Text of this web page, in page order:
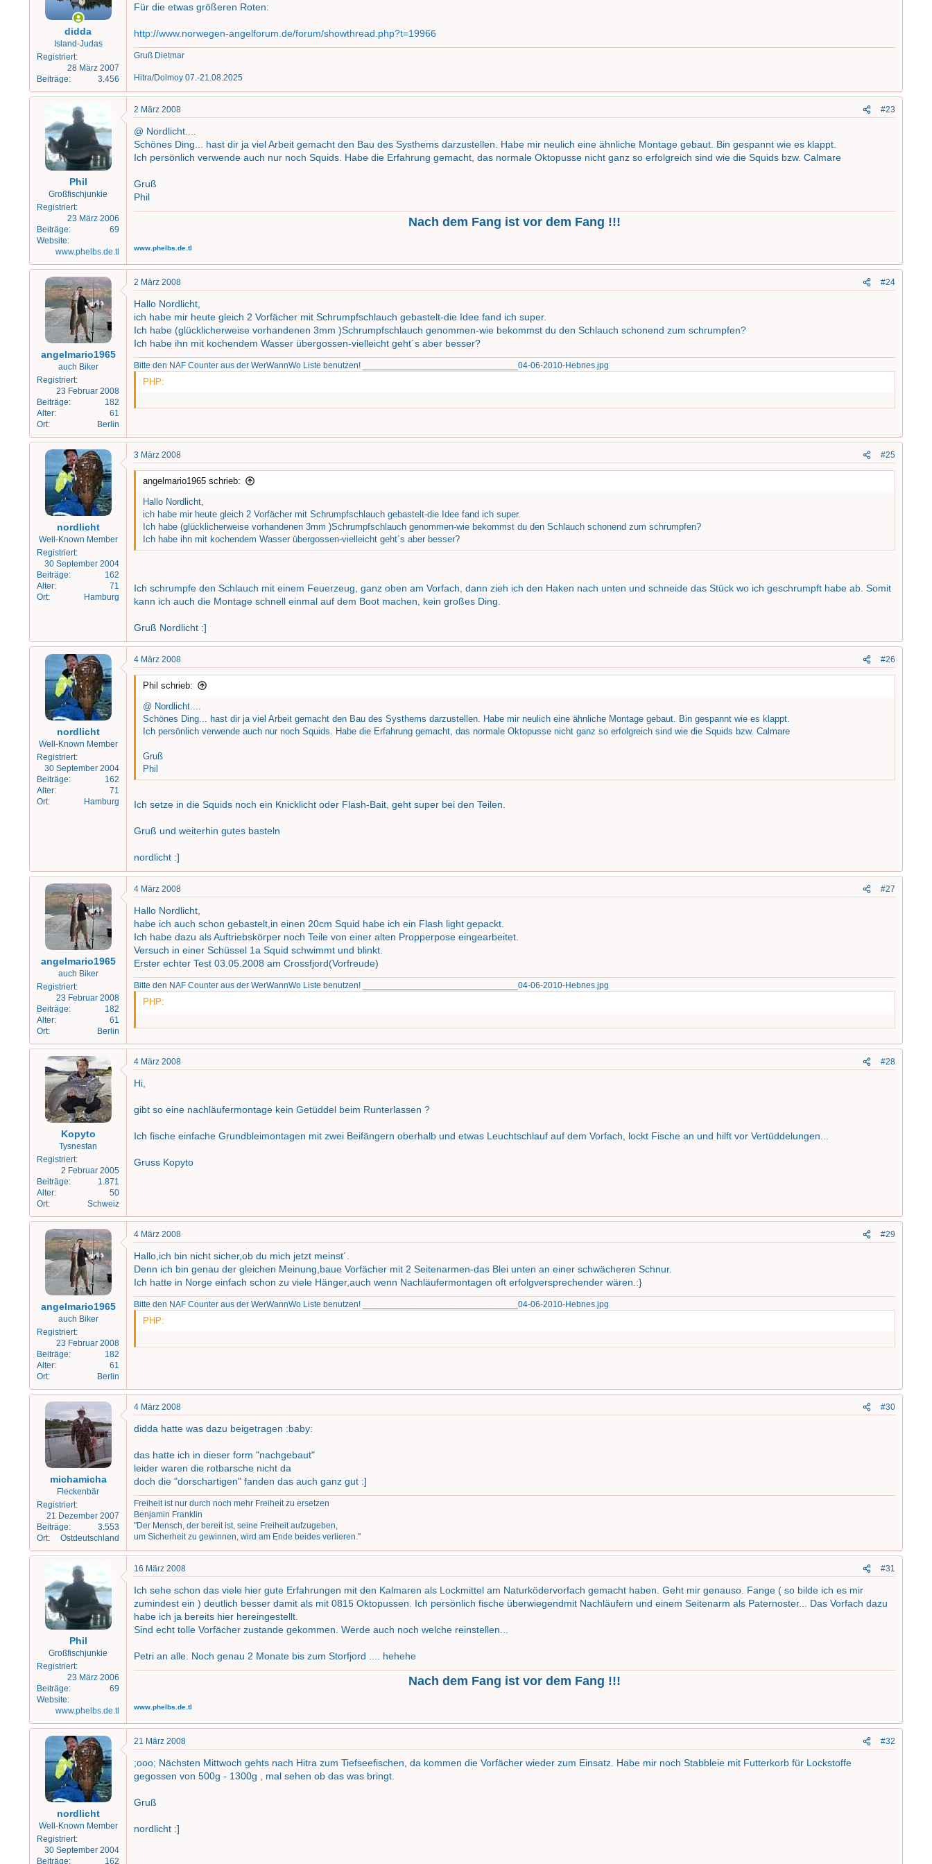
Gruß nordlich :]
Miniaturansicht angehängter Grafiken
n
:
didda
Island-Judas
Registriert
28 März 2007
Beiträge
3.456
Für die etwas größeren Roten:
http://www.norwegen-angelforum.de/forum/showthread.php?t=19966
Gruß Dietmar
Hitra/Dolmoy 07.-21.08.2025
Phil
Großfischjunkie
Registriert
23 März 2006
Beiträge
69
Website
www.phelbs.de.tl
2 März 2008 #23
@ Nordlicht....
Schönes Ding... hast dir ja viel Arbeit gemacht den Bau des Systhems darzustellen. Habe mir neulich eine ähnliche Montage gebaut. Bin gespannt wie es klappt.
Ich persönlich verwende auch nur noch Squids. Habe die Erfahrung gemacht, das normale Oktopusse nicht ganz so erfolgreich sind wie die Squids bzw. Calmare
Gruß
Phil
Nach dem Fang ist vor dem Fang !!!
www.phelbs.de.tl
angelmario1965
auch Biker
Registriert
23 Februar 2008
Beiträge
182
Alter
61
Ort
Berlin
2 März 2008 #24
Hallo Nordlicht,
ich habe mir heute gleich 2 Vorfächer mit Schrumpfschlauch gebastelt-die Idee fand ich super.
Ich habe (glücklicherweise vorhandenen 3mm )Schrumpfschlauch genommen-wie bekommst du den Schlauch schonend zum schrumpfen?
Ich habe ihn mit kochendem Wasser übergossen-vielleicht geht´s aber besser?
Bitte den NAF Counter aus der WerWannWo Liste benutzen! ________________________________04-06-2010-Hebnes.jpg
PHP:
nordlicht
Well-Known Member
Registriert
30 September 2004
Beiträge
162
Alter
71
Ort
Hamburg
3 März 2008 #25
angelmario1965 schrieb:
Hallo Nordlicht,
ich habe mir heute gleich 2 Vorfächer mit Schrumpfschlauch gebastelt-die Idee fand ich super.
Ich habe (glücklicherweise vorhandenen 3mm )Schrumpfschlauch genommen-wie bekommst du den Schlauch schonend zum schrumpfen?
Ich habe ihn mit kochendem Wasser übergossen-vielleicht geht´s aber besser?
Ich schrumpfe den Schlauch mit einem Feuerzeug, ganz oben am Vorfach, dann zieh ich den Haken nach unten und schneide das Stück wo ich geschrumpft habe ab. Somit
kann ich auch die Montage schnell einmal auf dem Boot machen, kein großes Ding.
Gruß Nordlicht :]
nordlicht
Well-Known Member
Registriert
30 September 2004
Beiträge
162
Alter
71
Ort
Hamburg
4 März 2008 #26
Phil schrieb:
@ Nordlicht....
Schönes Ding... hast dir ja viel Arbeit gemacht den Bau des Systhems darzustellen. Habe mir neulich eine ähnliche Montage gebaut. Bin gespannt wie es klappt.
Ich persönlich verwende auch nur noch Squids. Habe die Erfahrung gemacht, das normale Oktopusse nicht ganz so erfolgreich sind wie die Squids bzw. Calmare
Gruß
Phil
Ich setze in die Squids noch ein Knicklicht oder Flash-Bait, geht super bei den Teilen.
Gruß und weiterhin gutes basteln
nordlicht :]
angelmario1965
auch Biker
Registriert
23 Februar 2008
Beiträge
182
Alter
61
Ort
Berlin
4 März 2008 #27
Hallo Nordlicht,
habe ich auch schon gebastelt,in einen 20cm Squid habe ich ein Flash light gepackt.
Ich habe dazu als Auftriebskörper noch Teile von einer alten Propperpose eingearbeitet.
Versuch in einer Schüssel 1a Squid schwimmt und blinkt.
Erster echter Test 03.05.2008 am Crossfjord(Vorfreude)
Bitte den NAF Counter aus der WerWannWo Liste benutzen! ________________________________04-06-2010-Hebnes.jpg
PHP:
Kopyto
Tysnesfan
Registriert
2 Februar 2005
Beiträge
1.871
Alter
50
Ort
Schweiz
4 März 2008 #28
Hi,
gibt so eine nachläufermontage kein Getüddel beim Runterlassen ?
Ich fische einfache Grundbleimontagen mit zwei Beifängern oberhalb und etwas Leuchtschlauf auf dem Vorfach, lockt Fische an und hilft vor Vertüddelungen...
Gruss Kopyto
angelmario1965
auch Biker
Registriert
23 Februar 2008
Beiträge
182
Alter
61
Ort
Berlin
4 März 2008 #29
Hallo,ich bin nicht sicher,ob du mich jetzt meinst´.
Denn ich bin genau der gleichen Meinung,baue Vorfächer mit 2 Seitenarmen-das Blei unten an einer schwächeren Schnur.
Ich hatte in Norge einfach schon zu viele Hänger,auch wenn Nachläufermontagen oft erfolgversprechender wären.:}
Bitte den NAF Counter aus der WerWannWo Liste benutzen! ________________________________04-06-2010-Hebnes.jpg
PHP:
michamicha
Fleckenbär
Registriert
21 Dezember 2007
Beiträge
3.553
Ort
Ostdeutschland
4 März 2008 #30
didda hatte was dazu beigetragen :baby:
das hatte ich in dieser form "nachgebaut"
leider waren die rotbarsche nicht da
doch die "dorschartigen" fanden das auch ganz gut :]
Freiheit ist nur durch noch mehr Freiheit zu ersetzen
Benjamin Franklin
"Der Mensch, der bereit ist, seine Freiheit aufzugeben,
um Sicherheit zu gewinnen, wird am Ende beides verlieren."
Phil
Großfischjunkie
Registriert
23 März 2006
Beiträge
69
Website
www.phelbs.de.tl
16 März 2008 #31
Ich sehe schon das viele hier gute Erfahrungen mit den Kalmaren als Lockmittel am Naturködervorfach gemacht haben. Geht mir genauso. Fange ( so bilde ich es mir
zumindest ein ) deutlich besser damit als mit 0815 Oktopussen. Ich persönlich fische überwiegendmit Nachläufern und einem Seitenarm als Paternoster... Das Vorfach dazu
habe ich ja bereits hier hereingestellt.
Sind echt tolle Vorfächer zustande gekommen. Werde auch noch welche reinstellen...
Petri an alle. Noch genau 2 Monate bis zum Storfjord .... hehehe
Nach dem Fang ist vor dem Fang !!!
www.phelbs.de.tl
nordlicht
Well-Known Member
Registriert
30 September 2004
Beiträge
162
21 März 2008 #32
;ooo; Nächsten Mittwoch gehts nach Hitra zum Tiefseefischen, da kommen die Vorfächer wieder zum Einsatz. Habe mir noch Stabbleie mit Futterkorb für Lockstoffe
gegossen von 500g - 1300g , mal sehen ob das was bringt.
Gruß
nordlicht :]